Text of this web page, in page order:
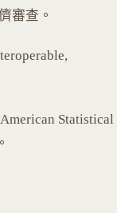
審查。
Statistical